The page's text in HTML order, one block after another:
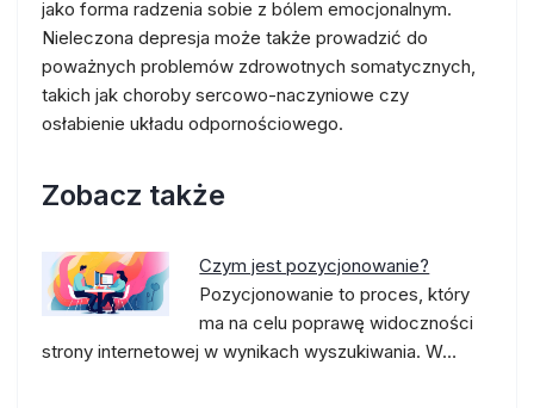
jako forma radzenia sobie z bólem emocjonalnym.
Nieleczona depresja może także prowadzić do
poważnych problemów zdrowotnych somatycznych,
takich jak choroby sercowo-naczyniowe czy
osłabienie układu odpornościowego.
Zobacz także
Czym jest pozycjonowanie?
Pozycjonowanie to proces, który
ma na celu poprawę widoczności
strony internetowej w wynikach wyszukiwania. W…